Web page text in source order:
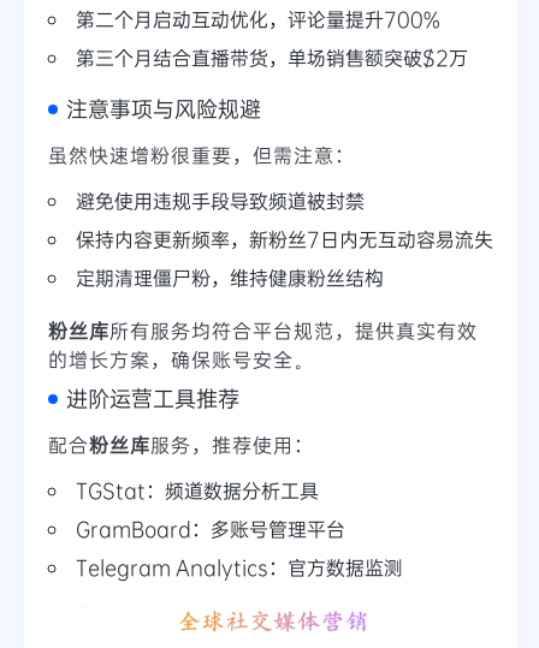
第二个月启动互动优化，评论量提升700%
第三个月结合直播带货，单场销售额突破$2万
注意事项与风险规避
虽然快速增粉很重要，但需注意：
避免使用违规手段导致频道被封禁
保持内容更新频率，新粉丝7日内无互动容易流失
定期清理僵尸粉，维持健康粉丝结构
粉丝库所有服务均符合平台规范，提供真实有效
的增长方案，确保账号安全。
进阶运营工具推荐
配合粉丝库服务，推荐使用：
TGStat：频道数据分析工具
GramBoard：多账号管理平台
Telegram Analytics：官方数据监测